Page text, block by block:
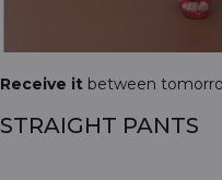
Receive it between
STRAIGHT PANTS